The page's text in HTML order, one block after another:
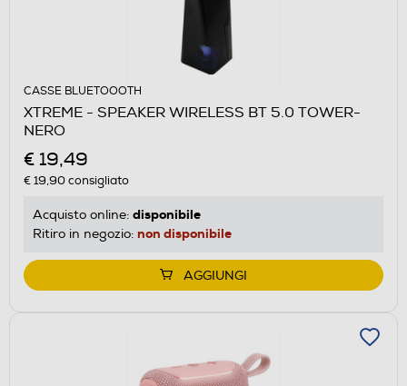
CASSE BLUETOOOTH
XTREME - SPEAKER WIRELESS BT 5.0 TOWER-
NERO
€ 19,49
€ 19,90consigliato
Acquisto online: disponibile
Ritiro in negozio: non disponibile
AGGIUNGI